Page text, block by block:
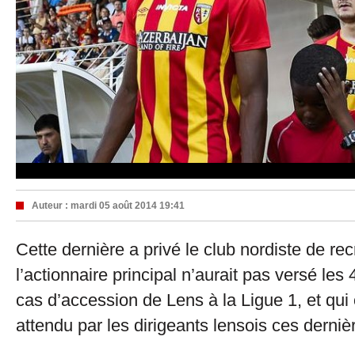
Auteur : mardi 05 août 2014 19:41
Cette dernière a privé le club nordiste de
l’actionnaire principal n’aurait pas versé les
cas d’accession de Lens à la Ligue 1, et
attendu par les dirigeants lensois ces